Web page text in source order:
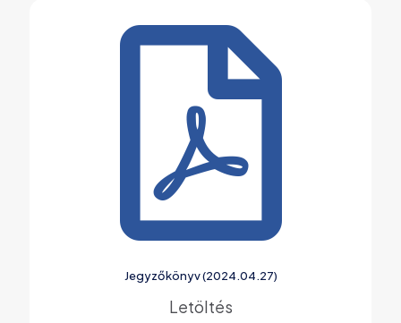
Jegyzőkönyv (2024.04.27)
Letöltés